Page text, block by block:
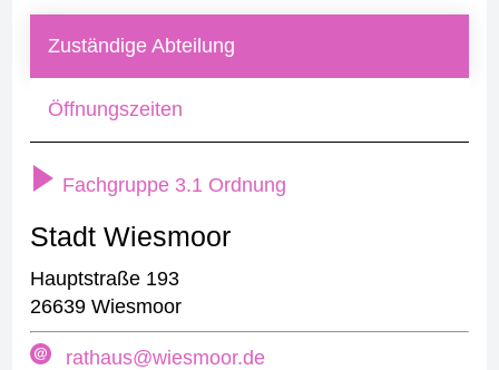
Zuständige Abteilung
Öffnungszeiten
Fachgruppe 3.1 Ordnung
Stadt Wiesmoor
Hauptstraße 193
26639 Wiesmoor
rathaus@wiesmoor.de